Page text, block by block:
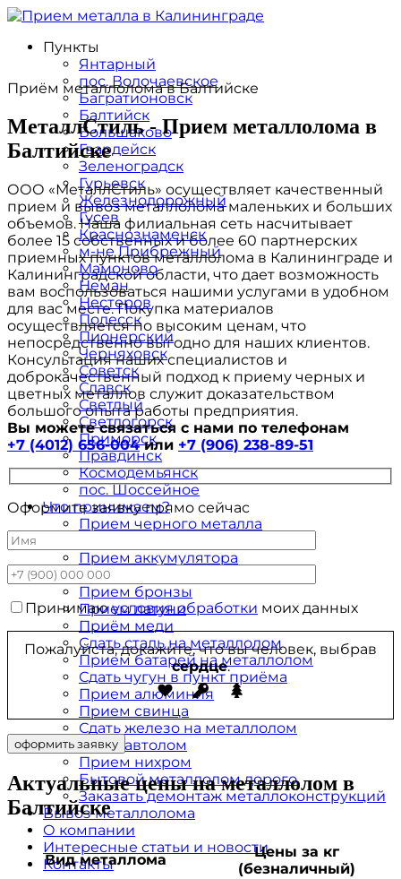
Пункты
Янтарный
пос. Волочаевское
Багратионовск
Балтийск
Большаково
Гвардейск
Зеленоградск
Гурьевск
Железнодорожный
Гусев
Краснознаменск
м-не Прибрежный
Мамоново
Неман
Нестеров
Полесск
Пионерский
Черняховск
Советск
Славск
Светлый
Светлогорск
Приморск
Правдинск
Космодемьянск
пос. Шоссейное
Что принимаем?
Прием черного металла
Прием аккумулятора
Приём радиаторов на автолом
Прием бронзы
Прием латуни
Приём меди
Сдать сталь на металлолом
Прием батарей на металлолом
Сдать чугун в пункт приёма
Прием алюминия
Прием свинца
Сдать железо на металлолом
Сдать автолом
Прием нихром
Бытовой металлолом дорого
Заказать демонтаж металлоконструкций
Вывоз металлолома
О компании
Интересные статьи и новости
Контакты
Приём металлолома в Балтийске
МеталлСтиль - Прием металлолома в
Балтийске
ООО «МеталлСтиль» осуществляет качественный
прием и вывоз металлолома маленьких и больших
объемов. Наша филиальная сеть насчитывает
более 15 собственных и более 60 партнерских
приемных пунктов металлолома в Калининграде и
Калининградской области, что дает возможность
вам воспользоваться нашими услугами в удобном
для вас месте. Покупка материалов
осуществляется по высоким ценам, что
непосредственно выгодно для наших клиентов.
Консультация наших специалистов и
доброкачественный подход к приему черных и
цветных металлов служит доказательством
большого опыта работы предприятия.
Вы можете связаться с нами по телефонам
+7 (4012) 656-004или +7 (906) 238-89-51
Оформите заявку прямо сейчас
Принимаюусловия обработки моих данных
Пожалуйста, докажите, что вы человек, выбрав
сердце.
Актуальные цены на металлолом в
Балтийске
Вид металлома
Цены за кг
(безналичный)